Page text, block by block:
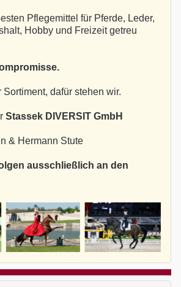
Pflegemittel für Pferde, Leder,
Hobby und Freizeit getreu
Sortiment, dafür stehen wir.
Stassek DIVERSIT GmbH
& Hermann Stute
ausschließlich an den